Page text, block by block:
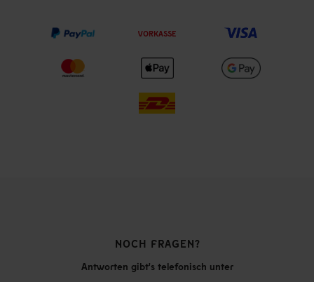
VORKASSE
NOCH FRAGEN?
Antworten gibt's telefonisch unter